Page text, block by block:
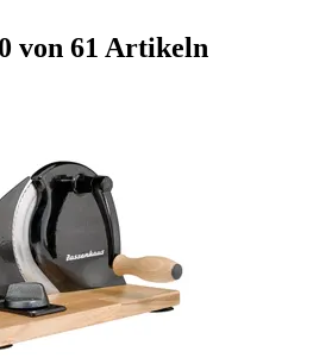
von 61 Artikeln